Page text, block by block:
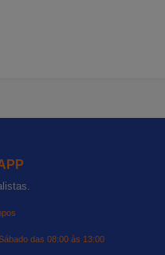
das 08:00 às 13:00